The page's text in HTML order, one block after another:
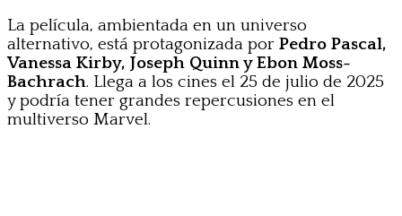
La película, ambientada en un universo
alternativo, está protagonizada por Pedro Pascal,
Vanessa Kirby, Joseph Quinn y Ebon Moss-
Bachrach. Llega a los cines el 25 de julio de 2025
y podría tener grandes repercusiones en el
multiverso Marvel.